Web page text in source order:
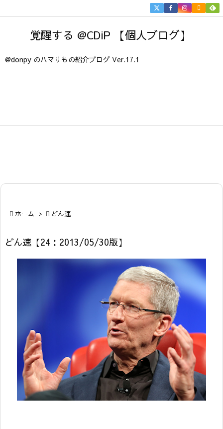
覚醒する @CDiP 【個人ブログ】
@donpy のハマりもの紹介ブログ Ver.17.1


 ホーム >  どん速
どん速【24：2013/05/30版】